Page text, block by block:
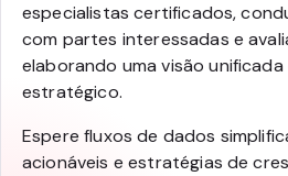
especialistas certificados,
com partes interessadas e
elaborando uma visão
estratégico.
Espere fluxos de dados
acionáveis e estratégias de